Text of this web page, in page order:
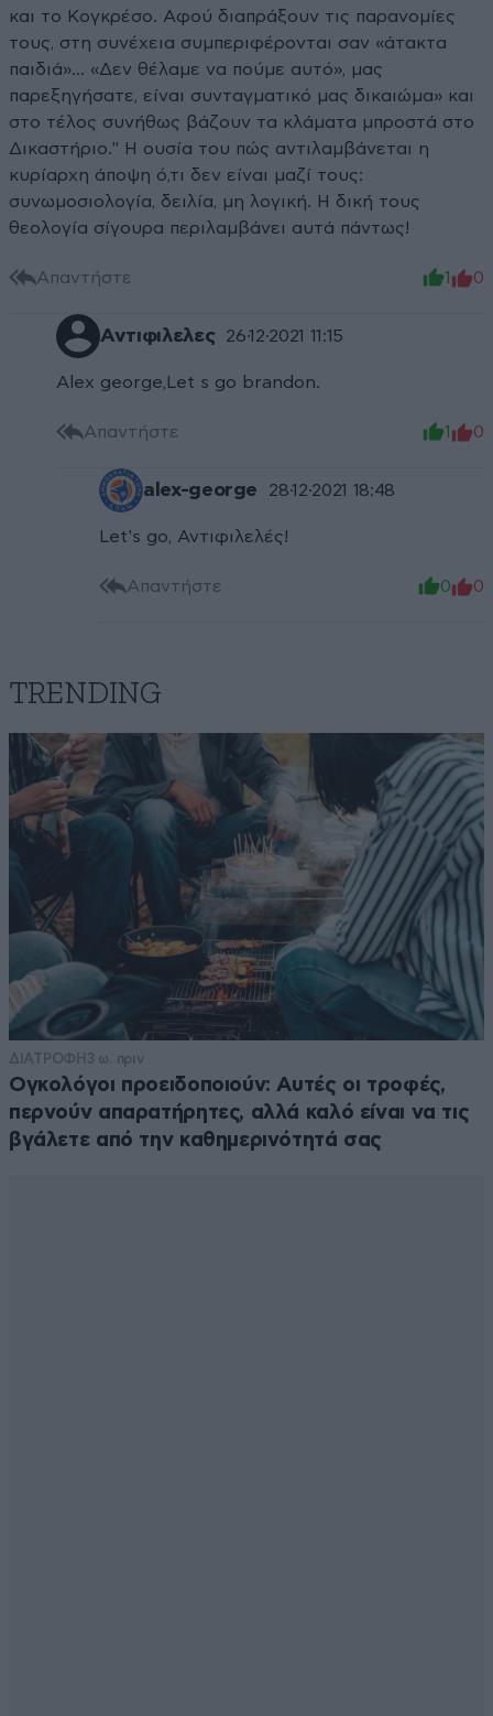
και το Κογκρέσο. Αφού διαπράξουν τις παρανομίες
τους, στη συνέχεια συμπεριφέρονται σαν «άτακτα
παιδιά»… «Δεν θέλαμε να πούμε αυτό», μας
παρεξηγήσατε, είναι συνταγματικό μας δικαιώμα» και
στο τέλος συνήθως βάζουν τα κλάματα μπροστά στο
Δικαστήριο." Η ουσία του πώς αντιλαμβάνεται η
κυρίαρχη άποψη ό,τι δεν είναι μαζί τους:
συνωμοσιολογία, δειλία, μη λογική. Η δική τους
θεολογία σίγουρα περιλαμβάνει αυτά πάντως!
Απαντήστε 1 0
Αντιφιλελες 26·12·2021 11:15
Alex george,Let s go brandon.
Απαντήστε 1 0
alex-george 28·12·2021 18:48
Let's go, Αντιφιλελές!
Απαντήστε 0 0
TRENDING
ΔΙΑΤΡΟΦΗ 3 ω. πριν
Ογκολόγοι προειδοποιούν: Αυτές οι τροφές,
περνούν απαρατήρητες, αλλά καλό είναι να τις
βγάλετε από την καθημερινότητά σας